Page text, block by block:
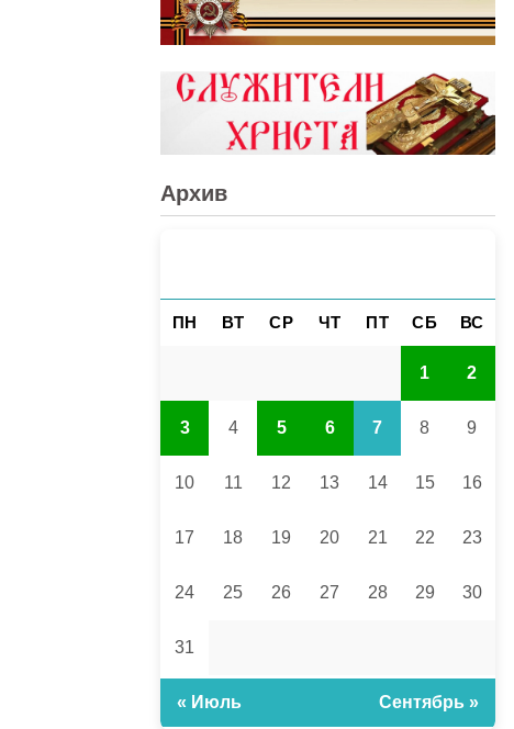
Архив
ПН ВТ СР ЧТ ПТ СБ ВС
1 2
3 4 5 6 7 8 9
10 11 12 13 14 15 16
17 18 19 20 21 22 23
24 25 26 27 28 29 30
31
« Июль Сентябрь »